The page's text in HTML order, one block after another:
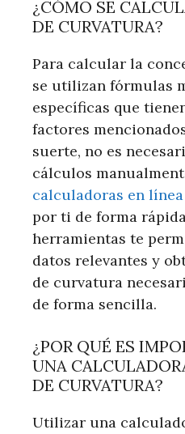
¿CÓMO SE
DE CURVATURA?
Para calcular la
se utilizan fórmulas
específicas que
factores
suerte, no es
cálculos
calculadoras en línea
por ti de forma
herramientas te
datos relevantes y
de curvatura
de forma sencilla.
¿POR QUÉ ES
UNA
DE CURVATURA?
Utilizar una